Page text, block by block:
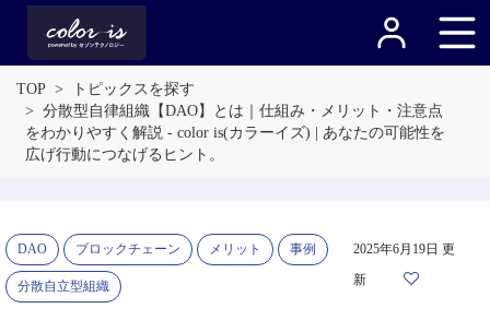
TOP
トピックスを探す
分散型自律組織【DAO】とは｜仕組み・メリット・注意点
をわかりやすく解説 - color is(カラーイズ) | あなたの可能性を
広げ行動につなげるヒント。
DAO ブロックチェーン メリット 事例
分散自立型組織
2025年6月19日 更
新